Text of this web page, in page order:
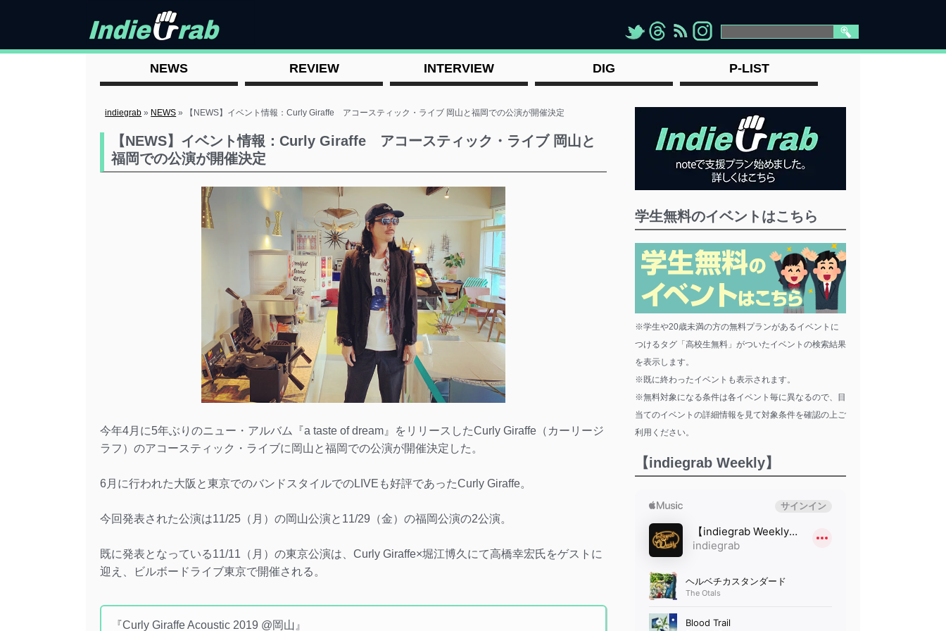
"> "> "> " >
NEWS REVIEW INTERVIEW DIG P-LIST
indiegrab » NEWS » 【NEWS】イベント情報：Curly Giraffe アコースティック・ライブ 岡山と福岡での公演が開催決定
【NEWS】イベント情報：Curly Giraffe アコースティック・ライブ 岡山と
福岡での公演が開催決定
今年4月に5年ぶりのニュー・アルバム『a taste of dream』をリリースしたCurly Giraffe（カーリージ
ラフ）のアコースティック・ライブに岡山と福岡での公演が開催決定した。
6月に行われた大阪と東京でのバンドスタイルでのLIVEも好評であったCurly Giraffe。
今回発表された公演は11/25（月）の岡山公演と11/29（金）の福岡公演の2公演。
既に発表となっている11/11（月）の東京公演は、Curly Giraffe×堀江博久にて高橋幸宏氏をゲストに
迎え、ビルボードライブ東京で開催される。
『Curly Giraffe Acoustic 2019 @岡山』
学生無料のイベントはこちら
※学生や20歳未満の方の無料プランがあるイベントに
つけるタグ「高校生無料」がついたイベントの検索結果
を表示します。
※既に終わったイベントも表示されます。
※無料対象になる条件は各イベント毎に異なるので、目
当てのイベントの詳細情報を見て対象条件を確認の上ご
利用ください。
【indiegrab Weekly】